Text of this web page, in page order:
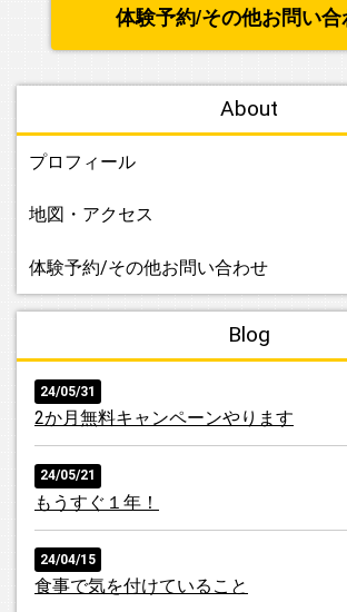
祝日のほか、8/21(水)～25(日)は夏季休業期
だきますのでご了承ください。 また、同じ
ただきます。ほかの週は18:00～22:00までフ
先日、募集を再開しましたキッズクラスで
後から予想を上回るお問い合わせをいただき
を終了させていただきます。お問い合わせ
よりお礼を申し上げます。今後、ご興味の
応をさせていただきますので、ご相談くださ
2024.06.17
TRYNASのCM動画を公開しました！めちゃ
た素晴らしい出来なので皆様100回ずつ見て
2024.06.03
会費２か月間無料キャンペーン 実施中！
TRYNASです。実は当TRYNAS、6月12日を
ンして1年を迎えます。それを記念しまして
体験予約/その他お問い合
About
プロフィール
地図・アクセス
体験予約/その他お問い合わせ
Blog
24/05/31
2か月無料キャンペーンやります
24/05/21
もうすぐ１年！
24/04/15
食事で気を付けていること